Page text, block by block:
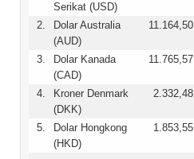
Serikat (USD)
2.
Dolar Australia
(AUD)
11.164,50
3.
Dolar Kanada
(CAD)
11.765,57
4.
Kroner Denmark
(DKK)
2.332,48
5.
Dolar Hongkong
(HKD)
1.853,55